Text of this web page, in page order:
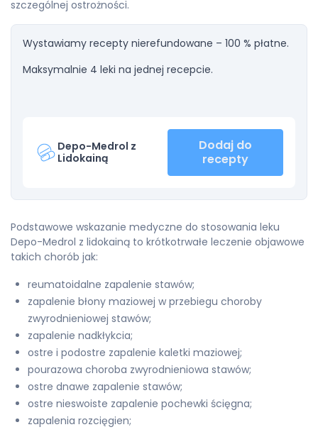
szczególnej ostrożności.
Wystawiamy recepty nierefundowane – 100 % płatne.
Maksymalnie 4 leki na jednej recepcie.
Depo-Medrol z
Lidokainą
Dodaj do
recepty
Podstawowe wskazanie medyczne do stosowania leku
Depo-Medrol z lidokainą to krótkotrwałe leczenie objawowe
takich chorób jak:
reumatoidalne zapalenie stawów;
zapalenie błony maziowej w przebiegu choroby
zwyrodnieniowej stawów;
zapalenie nadkłykcia;
ostre i podostre zapalenie kaletki maziowej;
pourazowa choroba zwyrodnieniowa stawów;
ostre dnawe zapalenie stawów;
ostre nieswoiste zapalenie pochewki ścięgna;
zapalenia rozcięgien;